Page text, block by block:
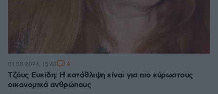
Τζόυς Ευείδη: Η κατάθλιψη είναι για πιο εύρωστους
οικονομικά ανθρώπους
01.08.2024, 15:48 4